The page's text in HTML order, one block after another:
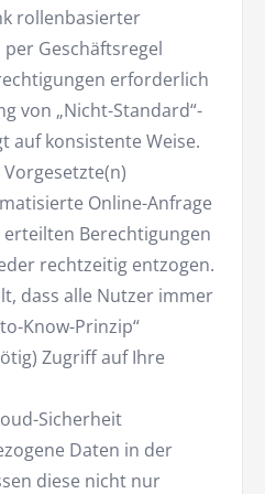
rollenbasierter
Geschäftsregel
erforderlich
von „Nicht-Standard“-
auf konsistente Weise.
Online-Anfrage
Berechtigungen
rechtzeitig entzogen.
dass alle Nutzer immer
Know-Prinzip“
Zugriff auf Ihre
Sicherheit
Daten in der
diese nicht nur